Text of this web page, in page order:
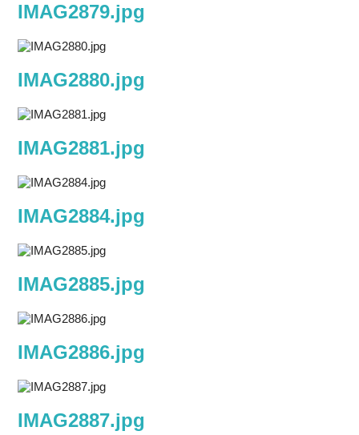
IMAG2879.jpg
IMAG2880.jpg
IMAG2881.jpg
IMAG2884.jpg
IMAG2885.jpg
IMAG2886.jpg
IMAG2887.jpg